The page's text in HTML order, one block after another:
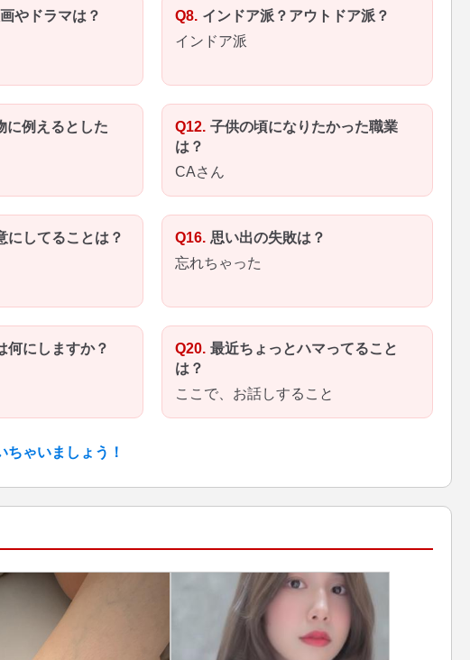
やドラマは？
インドア派？アウトドア派？
インドア派
に例えるとした
子供の頃になりたかった職業
は？
CAさん
にしてることは？
思い出の失敗は？
忘れちゃった
何にしますか？
最近ちょっとハマってること
は？
ここで、お話しすること
ゃいましょう！